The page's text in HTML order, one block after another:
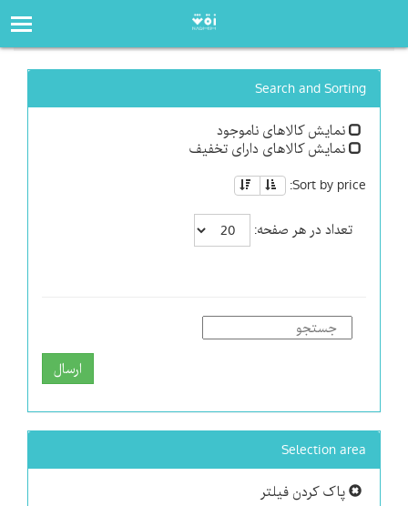
Search and Sorting
نمایش کالاهای ناموجود
نمایش کالاهای دارای تخفیف
Sort by price:
تعداد در هر صفحه:
ارسال
Selection area
پاک کردن فیلتر